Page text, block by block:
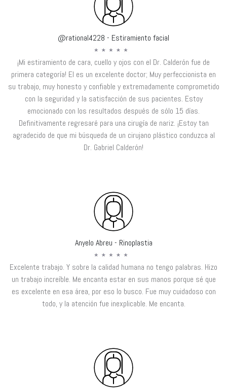
@rational4228 - Estiramiento facial
¡Mi estiramiento de cara, cuello y ojos con el Dr. Calderón fue de
primera categoría! El es un excelente doctor; Muy perfeccionista en
su trabajo, muy honesto y confiable y extremadamente comprometido
con la seguridad y la satisfacción de sus pacientes. Estoy
emocionado con los resultados después de sólo 15 días.
Definitivamente regresaré para una cirugía de nariz. ¡Estoy tan
agradecido de que mi búsqueda de un cirujano plástico conduzca al
Dr. Gabriel Calderón!
Anyelo Abreu - Rinoplastia
Excelente trabajo. Y sobre la calidad humana no tengo palabras. Hizo
un trabajo increíble. Me encanta estar en sus manos porque sé que
es excelente en esa área, por eso lo busco. Fue muy cuidadoso con
todo, y la atención fue inexplicable. Me encanta.